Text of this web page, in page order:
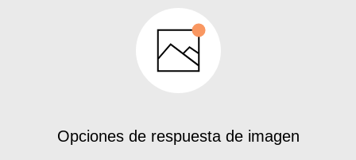
Opciones de respuesta de imagen